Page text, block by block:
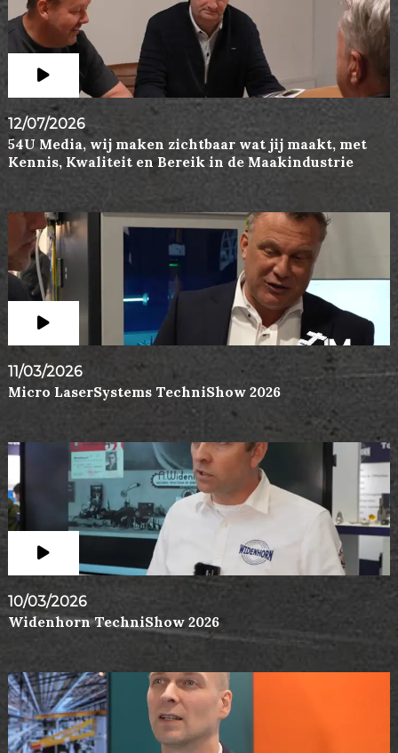
12/07/2026
54U Media, wij maken zichtbaar wat jij maakt, met
Kennis, Kwaliteit en Bereik in de Maakindustrie
11/03/2026
Micro LaserSystems TechniShow 2026
10/03/2026
Widenhorn TechniShow 2026